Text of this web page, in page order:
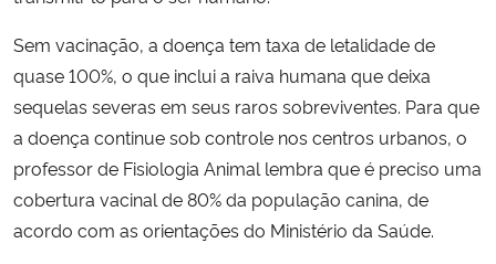
Sem vacinação, a doença tem taxa de letalidade de
quase 100%, o que inclui a raiva humana que deixa
sequelas severas em seus raros sobreviventes. Para que
a doença continue sob controle nos centros urbanos, o
professor de Fisiologia Animal lembra que é preciso uma
cobertura vacinal de 80% da população canina, de
acordo com as orientações do Ministério da Saúde.